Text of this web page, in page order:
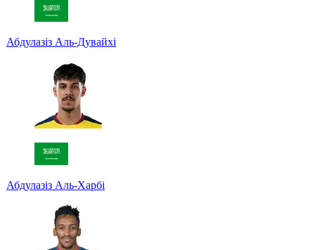
Абдулазіз Аль-Дувайхі
Абдулазіз Аль-Харбі